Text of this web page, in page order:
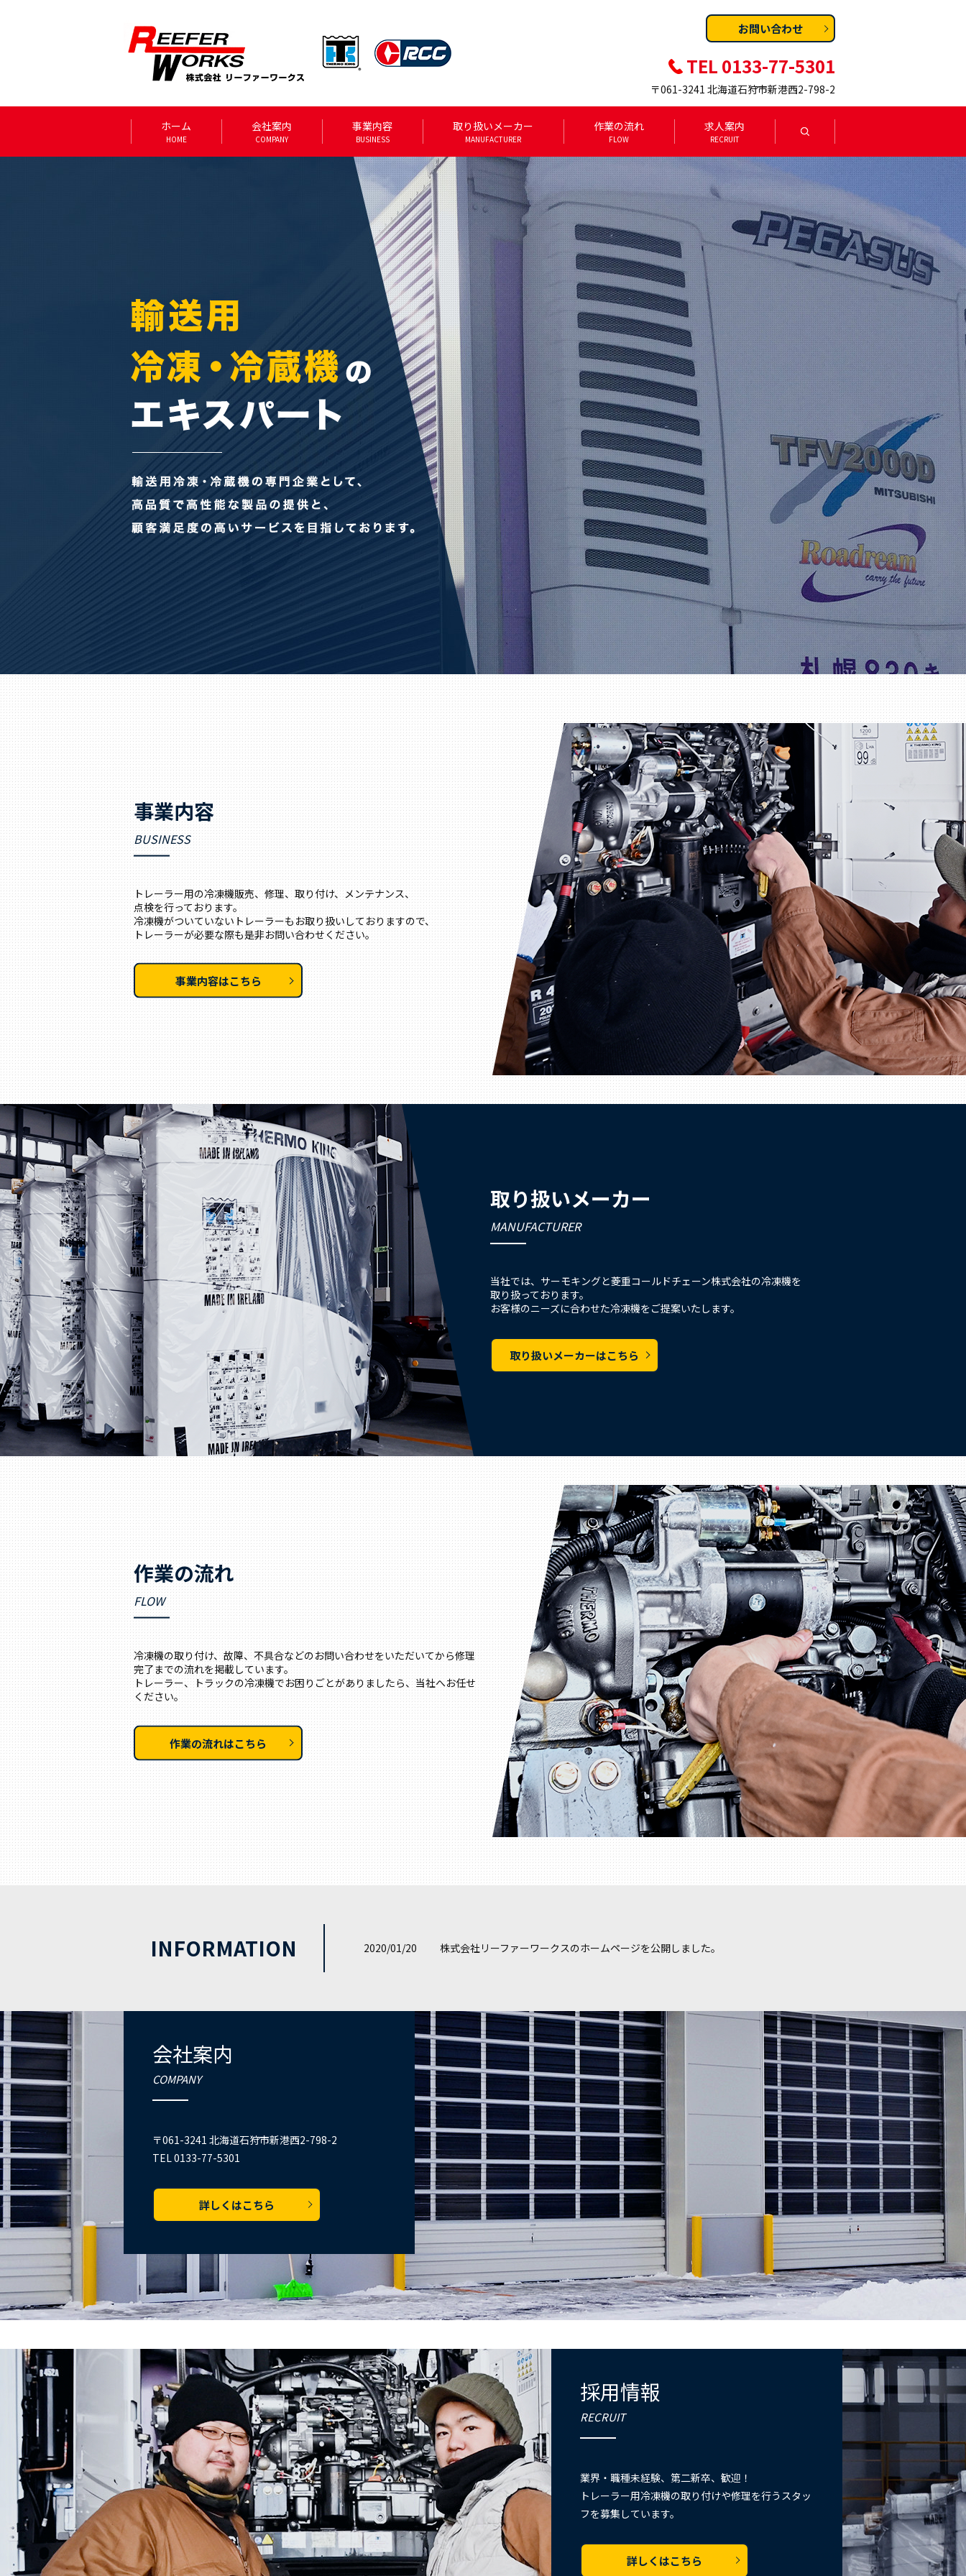
お問い合わせ
TEL 0133-77-5301
〒061-3241 北海道石狩市新港西2-798-2
ホーム
HOME
会社案内
COMPANY
事業内容
BUSINESS
取り扱いメーカー
MANUFACTURER
作業の流れ
FLOW
求人案内
RECRUIT
search
事業内容
BUSINESS
トレーラー用の冷凍機販売、修理、取り付け、メンテナンス、
点検を行っております。
冷凍機がついていないトレーラーもお取り扱いしておりますので、
トレーラーが必要な際も是非お問い合わせください。
事業内容はこちら
取り扱いメーカー
MANUFACTURER
当社では、サーモキングと菱重コールドチェーン株式会社の冷凍機を
取り扱っております。
お客様のニーズに合わせた冷凍機をご提案いたします。
取り扱いメーカーはこちら
作業の流れ
FLOW
冷凍機の取り付け、故障、不具合などのお問い合わせをいただいてから修理
完了までの流れを掲載しています。
トレーラー、トラックの冷凍機でお困りごとがありましたら、当社へお任せ
ください。
作業の流れはこちら
INFORMATION 2020/01/20 株式会社リーファーワークスのホームページを公開しました。
会社案内
COMPANY
〒061-3241 北海道石狩市新港西2-798-2
TEL 0133-77-5301
詳しくはこちら
採用情報
RECRUIT
業界・職種未経験、第二新卒、歓迎！
トレーラー用冷凍機の取り付けや修理を行うスタッ
フを募集しています。
詳しくはこちら